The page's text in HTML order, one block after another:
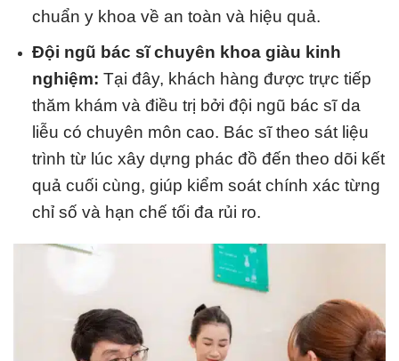
chuẩn y khoa về an toàn và hiệu quả.
Đội ngũ bác sĩ chuyên khoa giàu kinh
nghiệm: Tại đây, khách hàng được trực tiếp
thăm khám và điều trị bởi đội ngũ bác sĩ da
liễu có chuyên môn cao. Bác sĩ theo sát liệu
trình từ lúc xây dựng phác đồ đến theo dõi kết
quả cuối cùng, giúp kiểm soát chính xác từng
chỉ số và hạn chế tối đa rủi ro.